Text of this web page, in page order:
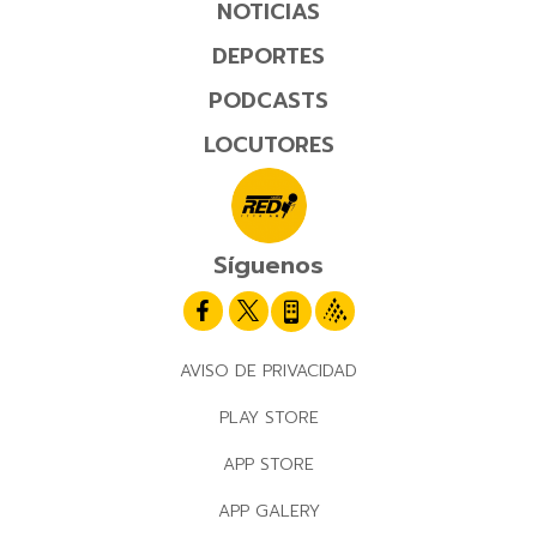
NOTICIAS
DEPORTES
PODCASTS
LOCUTORES
Síguenos
AVISO DE PRIVACIDAD
PLAY STORE
APP STORE
APP GALERY